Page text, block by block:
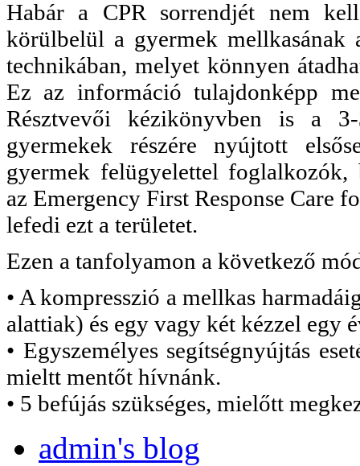
Habár a CPR sorrendjét nem
körülbelül a gyermek mellkasának
technikában, melyet könnyen
Ez az információ tulajdonképp
Résztvevői kézikönyvben is a
gyermekek részére nyújtott
gyermek felügyelettel foglalkozók,
az Emergency First Response Care
lefedi ezt a területet.
Ezen a tanfolyamon a következő
• A kompresszió a mellkas
alattiak) és egy vagy két kézzel egy
• Egyszemélyes segítségnyújtás
mieltt mentőt hívnánk.
• 5 befújás szükséges, mielőtt
admin's blog